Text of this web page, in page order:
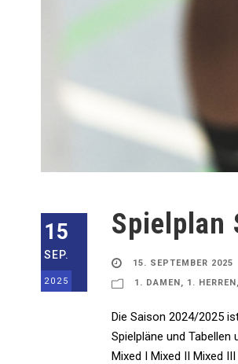
15
SEP.
2025
Spielplan
15. SEPTEMBER 2025
1. DAMEN
1. HERREN
Die Saison 2024/2025
Spielpläne und
Mixed I Mixed II Mixed